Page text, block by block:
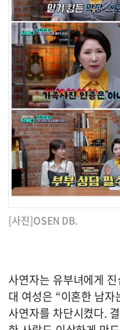
[사진]OSEN DB.
사연자는 유부녀에게
대 여성은 “이혼한 남
사연자를 차단시켰다.